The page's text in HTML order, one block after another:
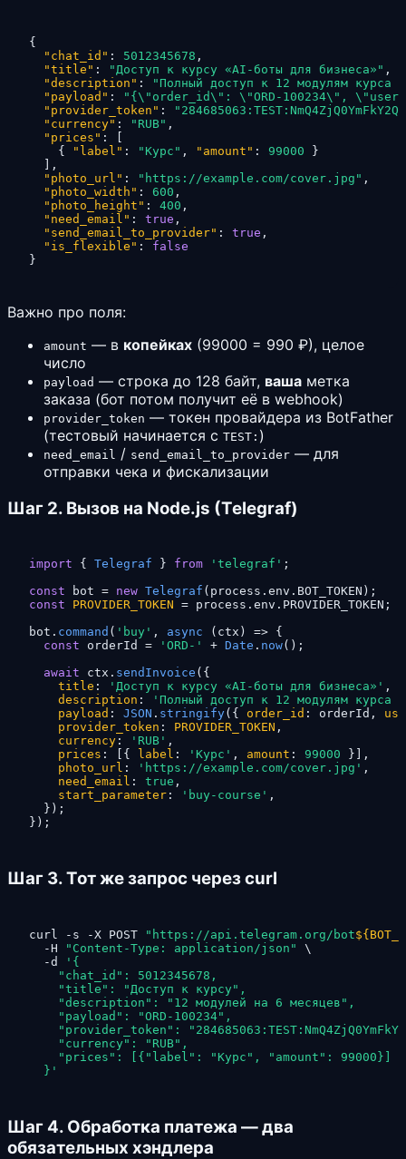
{
"chat_id" : 5012345678 ,
"title" : "Доступ к курсу «AI-боты для бизнеса»" ,
"description" :
"Полный доступ к 12 модулям курса
"payload" :
"{\"order_id\": \"ORD-100234\",
"provider_token" :
"currency" : "RUB" ,
"prices" :
{
"label" : "Курс" , "amount" : 99000
}
,
"photo_url" : "https://example.com/cover.jpg" ,
"photo_width" : 600 ,
"photo_height" : 400 ,
"need_email" : true ,
"send_email_to_provider" : true ,
"is_flexible" :
false
}
Важно про поля:
amount — в копейках (99000 = 990 ₽), целое
число
payload — строка до 128 байт, ваша метка
заказа (бот потом получит её в webhook)
provider_token — токен провайдера из BotFather
(тестовый начинается с TEST: )
need_email / send_email_to_provider — для
отправки чека и фискализации
Шаг 2. Вызов на Node.js (Telegraf)
import { Telegraf } from 'telegraf' ;
const bot = new Telegraf (process. env . BOT_TOKEN
const
PROVIDER_TOKEN = process. env . PROVIDER_TOKEN ;
bot. command ( 'buy' , async (ctx) => {
const orderId = 'ORD-' + Date . now();
await ctx. sendInvoice ({
title : 'Доступ к курсу «AI-боты для бизнеса»' ,
description :
'Полный доступ к 12 модулям курса
payload : JSON . stringify({ order_id : orderId,
provider_token : PROVIDER_TOKEN ,
currency : 'RUB' ,
prices : [{ label : 'Курс' , amount : 99000 }],
photo_url : 'https://example.com/cover.jpg' ,
need_email : true ,
start_parameter : 'buy-course' ,
  });
});
Шаг 3. Тот же запрос через curl
curl -s -X POST "https://api.telegram.org/bot
  -H
"Content-Type: application/json"
\
  -d
'{
    "chat_id": 5012345678,
    "title": "Доступ к курсу",
    "description": "12 модулей на 6 месяцев",
    "payload": "ORD-100234",
"provider_token":
    "currency": "RUB",
    "prices": [{"label": "Курс", "amount": 99000}]
  }'
Шаг 4. Обработка платежа — два
обязательных хэндлера